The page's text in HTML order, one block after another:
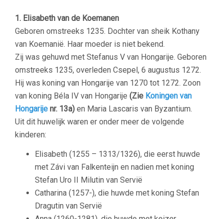
1. Elisabeth van de Koemanen
Geboren omstreeks 1235. Dochter van sheik Kothany
van Koemanië. Haar moeder is niet bekend.
Zij was gehuwd met Stefanus V van Hongarije. Geboren
omstreeks 1235, overleden Csepel, 6 augustus 1272.
Hij was koning van Hongarije van 1270 tot 1272. Zoon
van koning Béla IV van Hongarije (Zie Koningen van
Hongarije nr. 13a) en Maria Lascaris van Byzantium.
Uit dit huwelijk waren er onder meer de volgende
kinderen:
Elisabeth (1255 – 1313/1326), die eerst huwde
met Závi van Falkenteijn en nadien met koning
Stefan Uro II Milutin van Servië
Catharina (1257-), die huwde met koning Stefan
Dragutin van Servië